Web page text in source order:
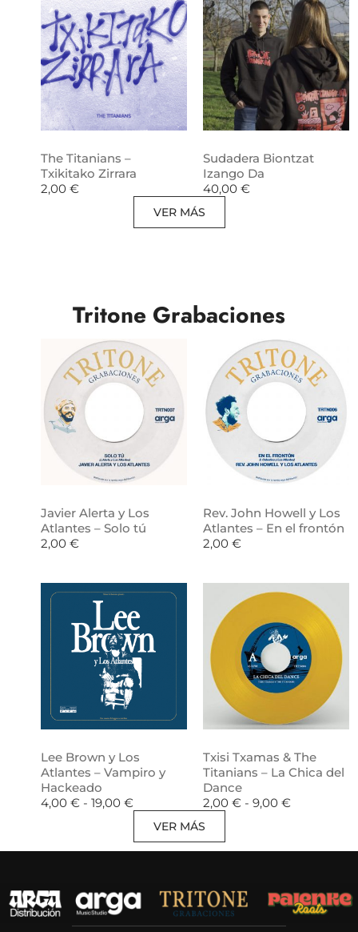
The Titanians –
Txikitako Zirrara
2,00 €
Sudadera Biontzat
Izango Da
40,00 €
VER MÁS
Tritone Grabaciones
Javier Alerta y Los
Atlantes – Solo tú
2,00 €
Rev. John Howell y Los
Atlantes – En el frontón
2,00 €
Lee Brown y Los
Atlantes – Vampiro y
Hackeado
4,00 € - 19,00 €
Txisi Txamas & The
Titanians – La Chica del
Dance
2,00 € - 9,00 €
VER MÁS